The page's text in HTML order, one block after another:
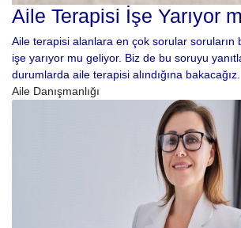
Aile Terapisi İşe Yarıyor
Aile terapisi alanlara en çok sorular soruların
işe yarıyor mu geliyor. Biz de bu soruyu
durumlarda aile terapisi alındığına bakacağız.
Aile Danışmanlığı